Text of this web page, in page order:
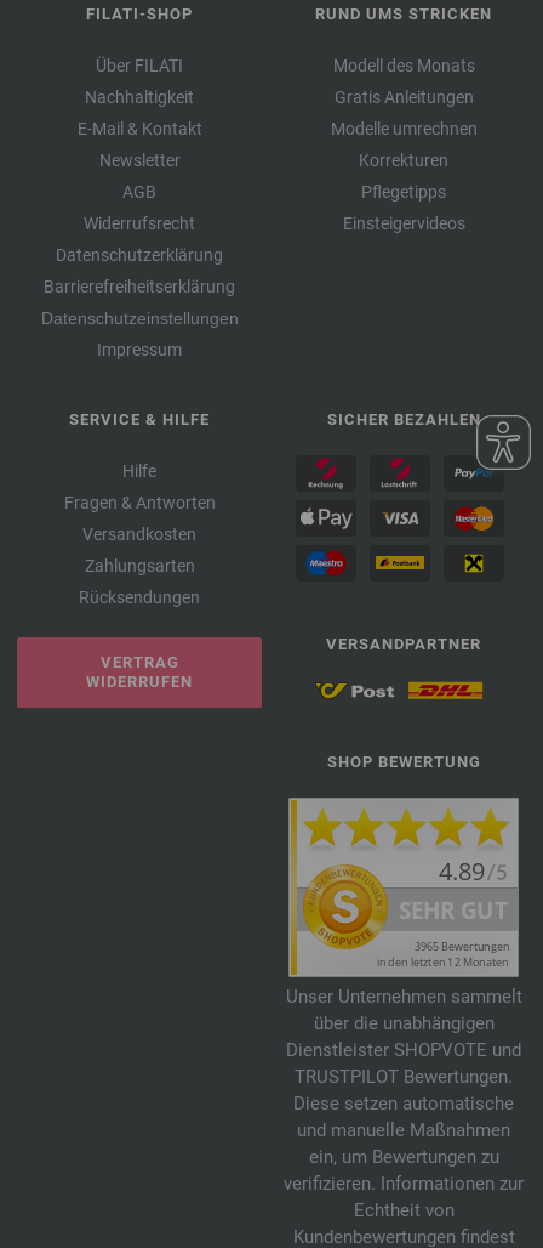
FILATI-SHOP
Über FILATI
Nachhaltigkeit
E-Mail & Kontakt
Newsletter
AGB
Widerrufsrecht
Datenschutzerklärung
Barrierefreiheitserklärung
Datenschutzeinstellungen
Impressum
RUND UMS STRICKEN
Modell des Monats
Gratis Anleitungen
Modelle umrechnen
Korrekturen
Pflegetipps
Einsteigervideos
SERVICE & HILFE
Hilfe
Fragen & Antworten
Versandkosten
Zahlungsarten
Rücksendungen
VERTRAG
WIDERRUFEN
SICHER BEZAHLEN
VERSANDPARTNER
SHOP BEWERTUNG
Unser Unternehmen sammelt
über die unabhängigen
Dienstleister SHOPVOTE und
TRUSTPILOT Bewertungen.
Diese setzen automatische
und manuelle Maßnahmen
ein, um Bewertungen zu
verifizieren. Informationen zur
Echtheit von
Kundenbewertungen findest